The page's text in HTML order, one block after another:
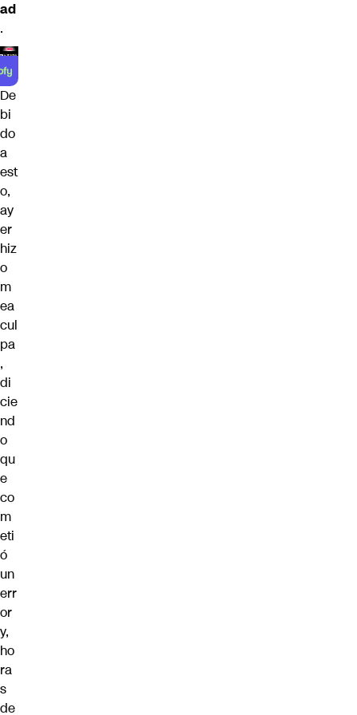
ad
.
De
bi
do
a
est
o,
ay
er
hiz
o
m
ea
cul
pa
,
di
cie
nd
o
qu
e
co
m
eti
ó
un
err
or
y,
ho
ra
s
de